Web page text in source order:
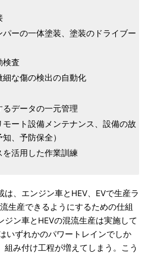
パーの一体塗装、塗装のドライブー
検査
細な傷の検出の自動化
データの一元管理
モート設備メンテナンス、設備の故
、予防保全）
を活用した作業訓練
、エンジン車とHEV、EVで生産ラ
生産できるようにするための仕組
ジン車とHEVの混流生産は実施して
いずれかのパワートレインでしか
み付け工程が増えてしまう。こう